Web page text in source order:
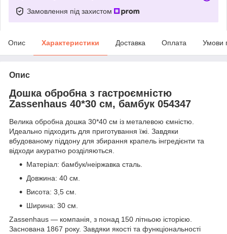
Замовлення під захистом
Опис Характеристики Доставка Оплата Умови
Опис
Дошка обробна з гастроємністю
Zassenhaus 40*30 см, бамбук 054347
Велика обробна дошка 30*40 см із металевою ємністю.
Идеально підходить для приготування їжі. Завдяки
вбудованому піддону для збирання крапель інгредієнти та
відходи акуратно розділяються.
Матеріал: бамбук/неіржавка сталь.
Довжина: 40 см.
Висота: 3,5 см.
Ширина: 30 см.
Zassenhaus — компанія, з понад 150 літньою історією.
Заснована 1867 року. Завдяки якості та функціональності